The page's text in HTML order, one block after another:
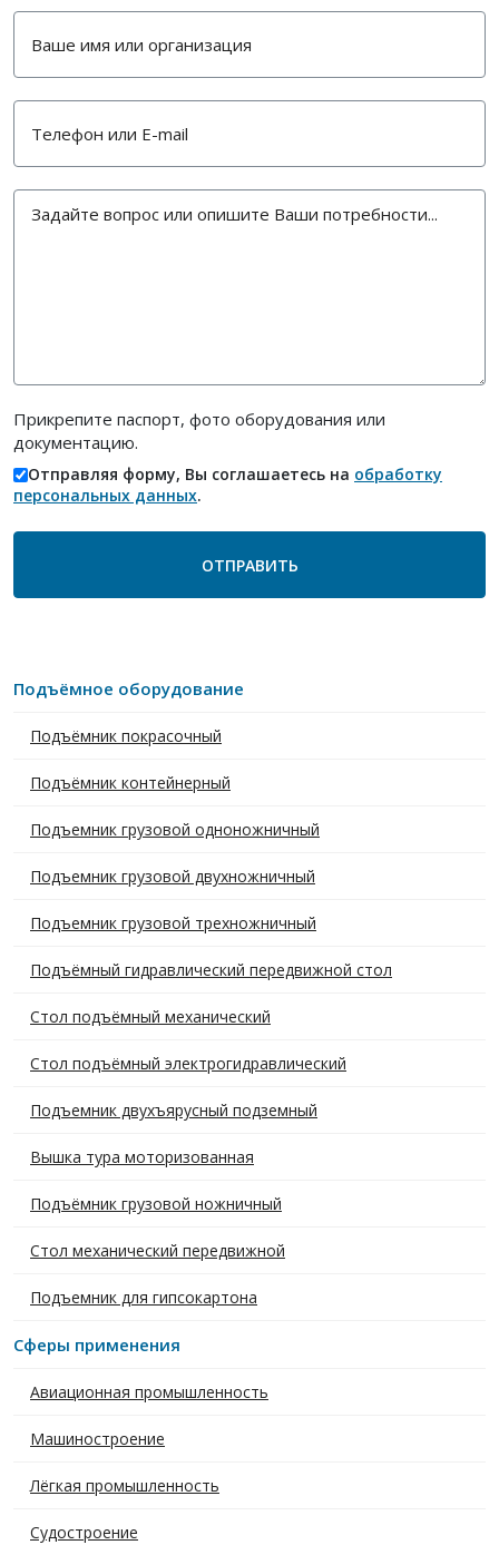
Подъёмное оборудование
Подъёмник покрасочный
Подъёмник контейнерный
Подъемник грузовой одноножничный
Подъемник грузовой двухножничный
Подъемник грузовой трехножничный
Подъёмный гидравлический передвижной стол
Стол подъёмный механический
Стол подъёмный электрогидравлический
Подъемник двухъярусный подземный
Вышка тура моторизованная
Подъёмник грузовой ножничный
Стол механический передвижной
Подъемник для гипсокартона
Сферы применения
Авиационная промышленность
Машиностроение
Лёгкая промышленность
Судостроение
Прикрепите паспорт, фото оборудования или
документацию.
Отправляя форму, Вы соглашаетесь на обработку
персональных данных.